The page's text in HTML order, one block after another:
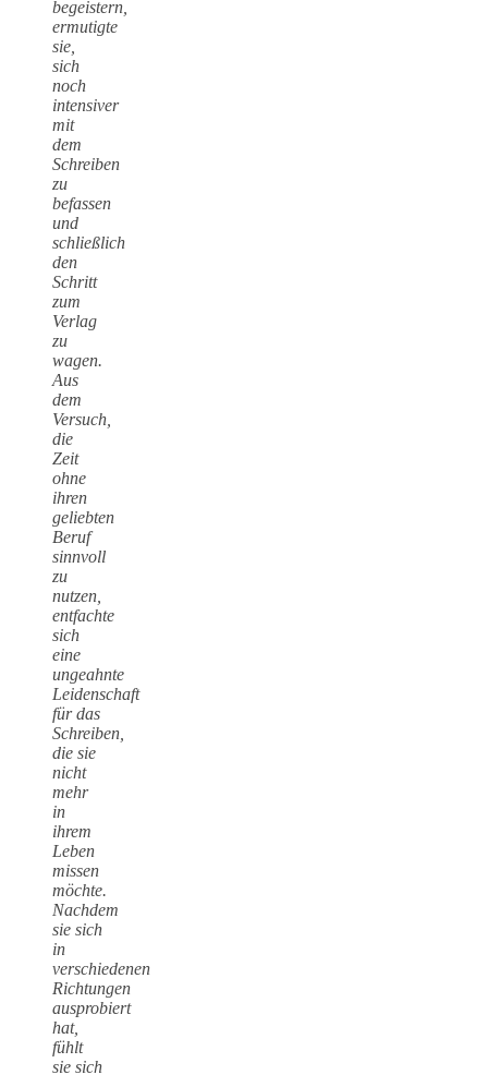
begeistern,
ermutigte
sie,
sich
noch
intensiver
mit
dem
Schreiben
zu
befassen
und
schließlich
den
Schritt
zum
Verlag
zu
wagen.
Aus
dem
Versuch,
die
Zeit
ohne
ihren
geliebten
Beruf
sinnvoll
zu
nutzen,
entfachte
sich
eine
ungeahnte
Leidenschaft
für das
Schreiben,
die sie
nicht
mehr
in
ihrem
Leben
missen
möchte.
Nachdem
sie sich
in
verschiedenen
Richtungen
ausprobiert
hat,
fühlt
sie sich